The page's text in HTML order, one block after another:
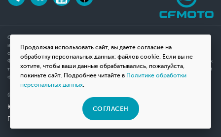
Продолжая использовать сайт, вы даете согласие на
обработку персональных данных: файлов cookie. Если вы не
хотите, чтобы ваши данные обрабатывались, пожалуйста,
покиньте сайт. Подробнее читайте в Политике обработки
персональных данных.
СОГЛАСЕН
Обращаем ваше внимание на то, что данный интернет-сайт носит исключительно
информационный характер и ни при каких условиях не является публичной офертой,
определяемой положениями Статьи 437(2) Гражданского кодекса Российской
Федерации. Для получения подробной информации о наличии и стоимости указанных
товаров, пожалуйста, обращайтесь к менеджерам компании с помощью специальной
формы связи на сайте или по телефону.
© 2026 Мотосалон «ВНЕ ДОРОГ»
Юридическая информация
Политика конфиденциальности